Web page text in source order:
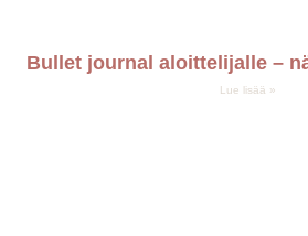
Bullet journal aloittelijalle –
Lue lisää »